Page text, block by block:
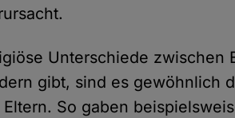
Unterschiede zwischen
gibt, sind es gewöhnlich
Eltern. So gaben